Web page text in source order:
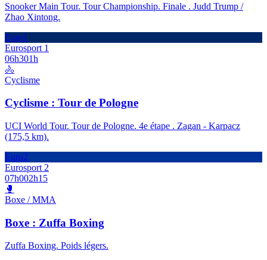
Snooker Main Tour. Tour Championship. Finale . Judd Trump /
Zhao Xintong.
Euro1
Eurosport 1
06h301h
🚴
Cyclisme
Cyclisme : Tour de Pologne
UCI World Tour. Tour de Pologne. 4e étape . Zagan - Karpacz
(175,5 km).
Euro2
Eurosport 2
07h002h15
🥊
Boxe / MMA
Boxe : Zuffa Boxing
Zuffa Boxing. Poids légers.